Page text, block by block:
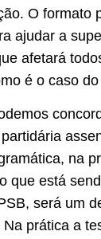
O formato
ajudar a
afetará
é o caso
na
que está
será um
prática a